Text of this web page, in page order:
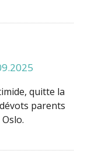
quitte la
parents